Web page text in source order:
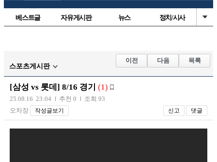
베스트글 자유게시판 뉴스 정치/시사
해외축구
국내축구
스포츠게시판
이전 다음 목록
[삼성 vs 롯데] 8/16 경기 (1)
25.08.16 23:04 추천 0
조회 93
오차장
작성글보기 신고 댓글